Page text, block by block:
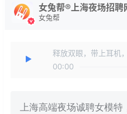
女兔帮®上海夜场招聘
女兔帮
释放双眼，带上耳机
00:00
上海高端夜场诚聘女模